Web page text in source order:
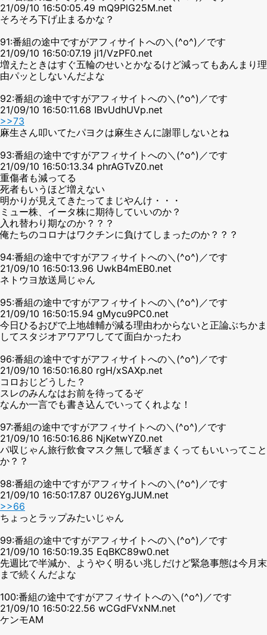
21/09/10 16:50:05.49 mQ9PlG25M.net
そろそろ下げ止まるかな？
91:番組の途中ですがアフィサイトへの＼(^o^)／です
21/09/10 16:50:07.19 jl1/VzPF0.net
増えたときはすぐ五輪のせいとかなるけど減ってもあんまり理
由パッとしないんだよな
92:番組の途中ですがアフィサイトへの＼(^o^)／です
21/09/10 16:50:11.68 IBvUdhUVp.net
>>73
麻生さん叩いてたパヨクは麻生さんに謝罪しないとね
93:番組の途中ですがアフィサイトへの＼(^o^)／です
21/09/10 16:50:13.34 phrAGTvZ0.net
重傷者も減ってる
死者もいうほど増えない
明かりが見えてきたってまじやんけ・・・
ミュー株、イータ株に期待していいのか？
入れ替わり期なのか？？？
俺たちのコロナはワクチンに負けてしまったのか？？？
94:番組の途中ですがアフィサイトへの＼(^o^)／です
21/09/10 16:50:13.96 UwkB4mEB0.net
ネトウヨ放送局じゃん
95:番組の途中ですがアフィサイトへの＼(^o^)／です
21/09/10 16:50:15.94 gMycu9PC0.net
今日ひるおびで上地雄輔が減る理由わからないと正論ぶちかま
してスタジオアワアワしてて面白かったわ
96:番組の途中ですがアフィサイトへの＼(^o^)／です
21/09/10 16:50:16.80 rgH/xSAXp.net
コロおじどうした？
スレのみんなはお前を待ってるぞ
なんか一言でも書き込んでいってくれよな！
97:番組の途中ですがアフィサイトへの＼(^o^)／です
21/09/10 16:50:16.86 NjKetwYZ0.net
パ収じゃん旅行飲食マスク無しで騒ぎまくってもいいってこと
か？？
98:番組の途中ですがアフィサイトへの＼(^o^)／です
21/09/10 16:50:17.87 0U26YgJUM.net
>>66
ちょっとラップみたいじゃん
99:番組の途中ですがアフィサイトへの＼(^o^)／です
21/09/10 16:50:19.35 EqBKC89w0.net
先週比で半減か、ようやく明るい兆しだけど緊急事態は今月末
まで続くんだよな
100:番組の途中ですがアフィサイトへの＼(^o^)／です
21/09/10 16:50:22.56 wCGdFVxNM.net
ケンモAM